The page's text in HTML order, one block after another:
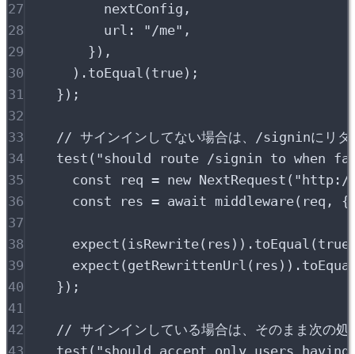
27
nextConfig ,
28
url : " /me" ,
29
} ) ,
30
) . toEqual ( true) ;
31
} ) ;
32
33
// サインインしてない場合は、/signinにリダ
34
test ( "should route /signin to when
35
const req = new NextRequest ( " http://
36
const res = await middleware(req ,
37
38
expect ( isRewrite(res)) . toEqual ( true
39
expect ( getRewrittenUrl (res)) .
40
} ) ;
41
42
// サインインしている場合は、そのまま次の